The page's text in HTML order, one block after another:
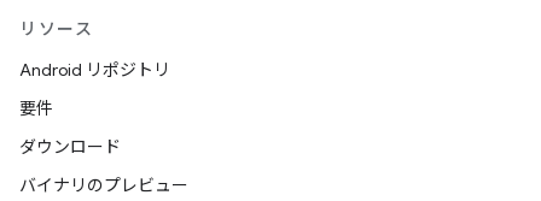
リソース
Android リポジトリ
要件
ダウンロード
バイナリのプレビュー